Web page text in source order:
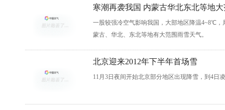
寒潮再袭我国 内蒙古华北东北等地
一股较强冷空气影响我国，大部地区降温4~8℃
蒙古、华北、东北等地有大范围雨雪天气。
北京迎来2012年下半年首场雪
11月3日夜间开始北京部分地区出现降雪，到4日